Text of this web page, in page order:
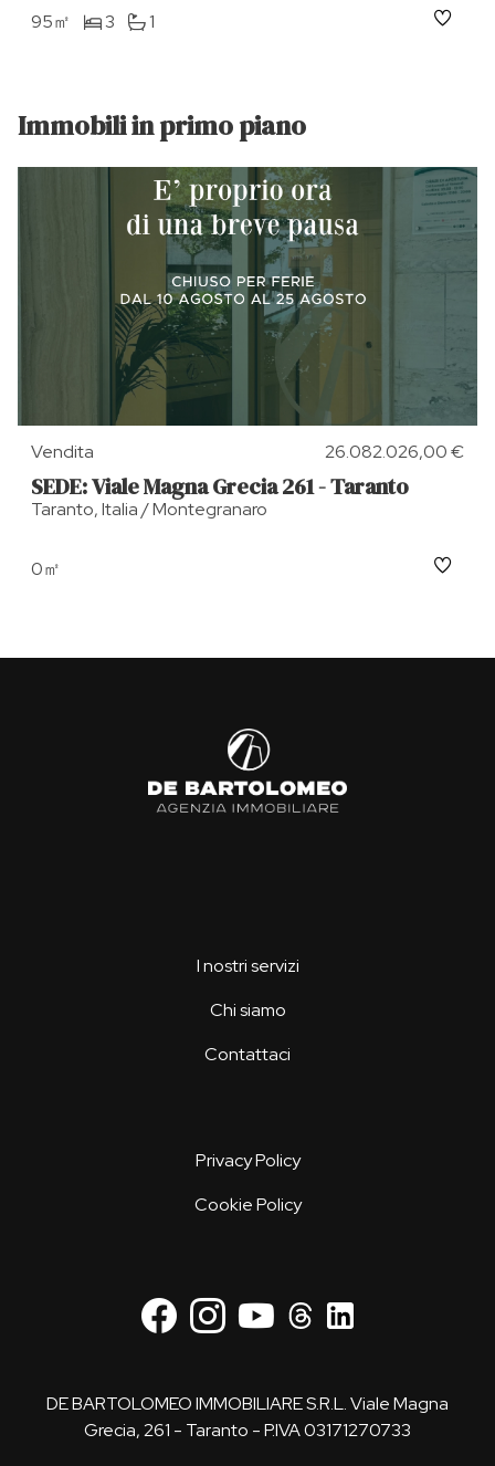
95㎡ 3 1
Immobili in primo piano
Vendita 26.082.026,00 €
SEDE: Viale Magna Grecia 261 - Taranto
Taranto, Italia / Montegranaro
0㎡
I nostri servizi
Chi siamo
Contattaci
Privacy Policy
Cookie Policy
DE BARTOLOMEO IMMOBILIARE S.R.L. Viale Magna
Grecia, 261 - Taranto - P.IVA 03171270733